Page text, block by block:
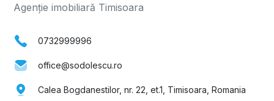
Agenție imobiliară Timisoara
0732999996
office@sodolescu.ro
Calea Bogdanestilor, nr. 22, et.1, Timisoara, Romania